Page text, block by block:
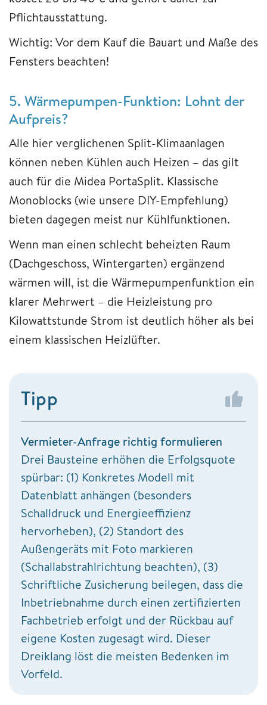
Pflichtausstattung.
Wichtig: Vor dem Kauf die Bauart und Maße des
Fensters beachten!
5. Wärmepumpen-Funktion: Lohnt der
Aufpreis?
Alle hier verglichenen Split-Klimaanlagen
können neben Kühlen auch Heizen – das gilt
auch für die Midea PortaSplit. Klassische
Monoblocks (wie unsere DIY-Empfehlung)
bieten dagegen meist nur Kühlfunktionen.
Wenn man einen schlecht beheizten Raum
(Dachgeschoss, Wintergarten) ergänzend
wärmen will, ist die Wärmepumpenfunktion ein
klarer Mehrwert – die Heizleistung pro
Kilowattstunde Strom ist deutlich höher als bei
einem klassischen Heizlüfter.
Tipp
Vermieter-Anfrage richtig formulieren
Drei Bausteine erhöhen die Erfolgsquote
spürbar: (1) Konkretes Modell mit
Datenblatt anhängen (besonders
Schalldruck und Energieeffizienz
hervorheben), (2) Standort des
Außengeräts mit Foto markieren
(Schallabstrahlrichtung beachten), (3)
Schriftliche Zusicherung beilegen, dass die
Inbetriebnahme durch einen zertifizierten
Fachbetrieb erfolgt und der Rückbau auf
eigene Kosten zugesagt wird. Dieser
Dreiklang löst die meisten Bedenken im
Vorfeld.